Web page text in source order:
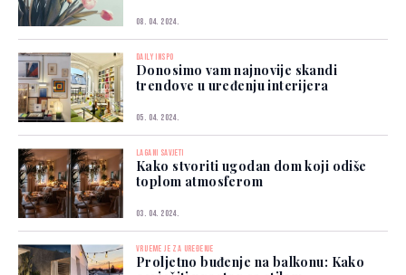
08. 04. 2024.
DAILY INSPO
Donosimo vam najnovije skandi
trendove u uređenju interijera
05. 04. 2024.
LAGANI SAVJETI
Kako stvoriti ugodan dom koji odiše
toplom atmosferom
03. 04. 2024.
VRIJEME JE ZA UREĐENJE
Proljetno buđenje na balkonu: Kako